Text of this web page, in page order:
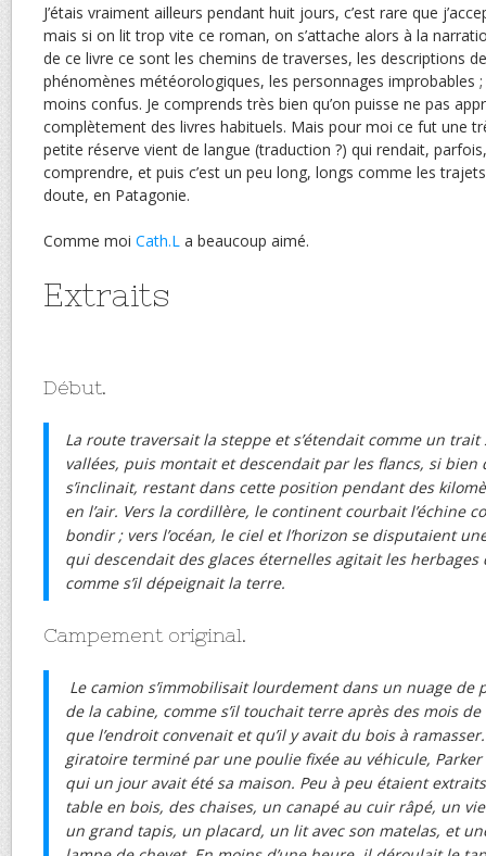
J’étais vraiment ailleurs pendant huit jours, c’est rare que
mais si on lit trop vite ce roman, on s’attache alors à la
de ce livre ce sont les chemins de traverses, les descriptions
phénomènes météorologiques, les personnages improbables
moins confus. Je comprends très bien qu’on puisse ne pas
complètement des livres habituels. Mais pour moi ce fut une
petite réserve vient de langue (traduction ?) qui rendait,
comprendre, et puis c’est un peu long, longs comme les
doute, en Patagonie.
Comme moi Cath.L a beaucoup aimé.
Extraits
Début.
La route traversait la steppe et s’étendait comme un
vallées, puis montait et descendait par les flancs, si bien
s’inclinait, restant dans cette position pendant des
en l’air. Vers la cordillère, le continent courbait l’échine
bondir ; vers l’océan, le ciel et l’horizon se disputaient
qui descendait des glaces éternelles agitait les herbages
comme s’il dépeignait la terre.
Campement original.
Le camion s’immobilisait lourdement dans un nuage de
de la cabine, comme s’il touchait terre après des mois de
que l’endroit convenait et qu’il y avait du bois à
giratoire terminé par une poulie fixée au véhicule,
qui un jour avait été sa maison. Peu à peu étaient
table en bois, des chaises, un canapé au cuir râpé, un
un grand tapis, un placard, un lit avec son matelas, et